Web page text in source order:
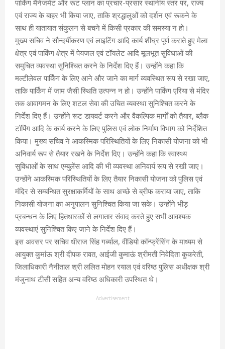
पार्किंग मैनेजमेंट और रूट प्लान का प्रचार-प्रसार स्थानीय स्तर पर, राज्य
एवं राज्य के बाहर भी किया जाए, ताकि श्रद्धालुओं को दर्शन एवं रूकने के
साथ ही यातायात संकुलन से बचने में किसी प्रकार की समस्या न हो।
मुख्य सचिव ने सौन्दर्यीकरण एवं लाइटिंग आदि कार्य शीघ्र पूर्ण कराते हुए मेला
क्षेत्र एवं पार्किंग क्षेत्र में पेयजल एवं टॉयलेट आदि मूलभूत सुविधाओं की
समुचित व्यवस्था सुनिश्चित करने के निर्देश दिए हैं। उन्होंने कहा कि
मल्टीलेवल पार्किंग के लिए आने और जाने का मार्ग व्यवस्थित रूप से रखा जाए,
ताकि पार्किंग में जाम जैसी स्थिति उत्पन्न न हो। उन्होंने पार्किंग एरिया से मंदिर
तक आवागमन के लिए शटल सेवा की उचित व्यवस्था सुनिश्चित करने के
निर्देश दिए हैं। उन्होंने रूट डायवर्ट करने और वैकल्पिक मार्गों को तैयार, ब्लैक
टॉपिंग आदि के कार्य करने के लिए पुलिस एवं लोक निर्माण विभाग को निर्देशित
किया। मुख्य सचिव ने आकस्मिक परिस्थितियों के लिए निकासी योजना को भी
अनिवार्य रूप से तैयार रखने के निर्देश दिए। उन्होंने कहा कि स्वास्थ्य
सुविधाओं के साथ एम्बुलेंस आदि की भी व्यवस्था अनिवार्य रूप से रखी जाए।
उन्होंने आकस्मिक परिस्थितियों के लिए तैयार निकासी योजना को पुलिस एवं
मंदिर से सम्बन्धित सुरक्षाकर्मियों के साथ अच्छे से ब्रीफ कराया जाए, ताकि
निकासी योजना का अनुपालन सुनिश्चित किया जा सके। उन्होंने भीड़
प्रबन्धन के लिए हितधारकों से लगातार संवाद करते हुए सभी आवश्यक
व्यवस्थाएं सुनिश्चित किए जाने के निर्देश दिए हैं।
इस अवसर पर सचिव धीराज सिंह गर्ब्याल, वीडियो कॉन्फ्रेंसिंग के माध्यम से
आयुक्त कुमांऊ श्री दीपक रावत, आईजी कुमाऊं श्रीमती निवेदिता कुकरेती,
जिलाधिकारी नैनीताल श्री ललित मोहन रयाल एवं वरिष्ठ पुलिस अधीक्षक श्री
मंजुनाथ टीसी सहित अन्य वरिष्ठ अधिकारी उपस्थित थे।
Advertisement